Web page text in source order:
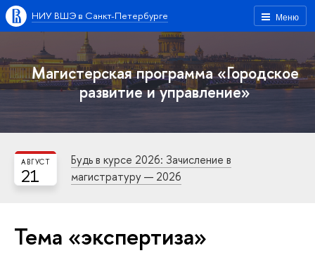
Меню
НИУ ВШЭ в Санкт-Петербурге
Магистерская программа «Городское
развитие и управление»
21
АВГУСТ
Будь в курсе 2026: Зачисление в
магистратуру — 2026
Тема «экспертиза»